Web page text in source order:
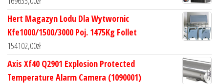
Hert Magazyn Lodu Dla Wytwornic
Kfe1000/1500/3000 Poj. 1475Kg Follet
154102,00zł
Axis Xf40 Q2901 Explosion Protected
Temperature Alarm Camera (1090001)